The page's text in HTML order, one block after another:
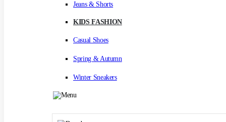
Jeans & Shorts
KIDS FASHION
Casual Shoes
Spring & Autumn
Winter Sneakers